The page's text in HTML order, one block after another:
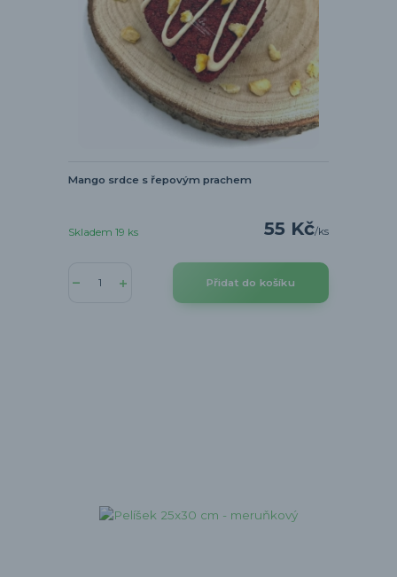
Mango srdce s řepovým prachem
55 Kč/ks
Skladem 19 ks
Přidat do košíku